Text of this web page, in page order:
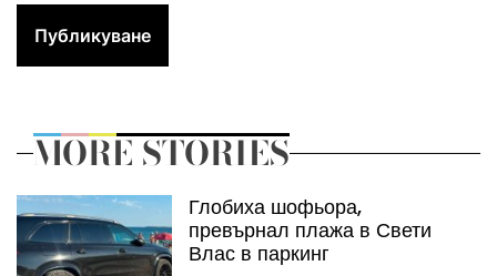
MORE STORIES
Глобиха шофьора,
превърнал плажа в Свети
Влас в паркинг